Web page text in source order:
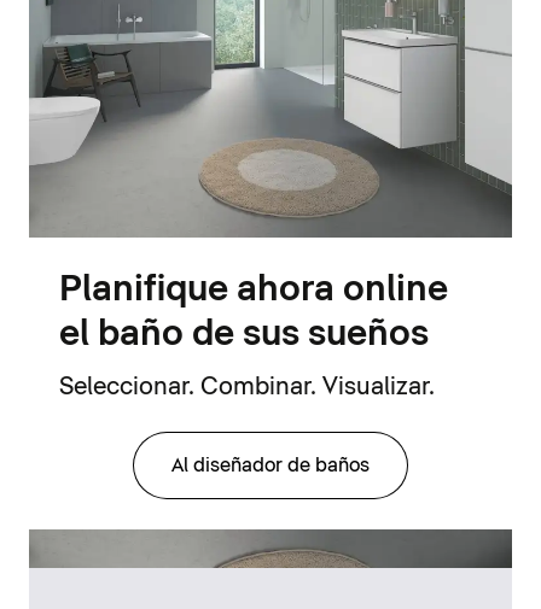
Planifique ahora online
el baño de sus sueños
Seleccionar. Combinar. Visualizar.
Al diseñador de baños